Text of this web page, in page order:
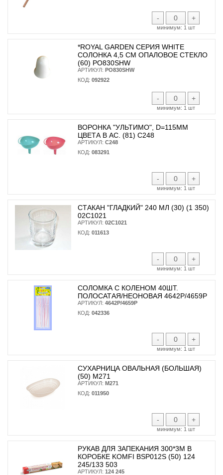
- +
минимум: 1 шт
*ROYAL GARDEN СЕРИЯ WHITE
СОЛОНКА 4,5 СМ ОПАЛОВОЕ СТЕКЛО
(60) PO830SHW
АРТИКУЛ: PO830SHW
КОД: 092922
- +
минимум: 1 шт
ВОРОНКА "УЛЬТИМО", D=115ММ
ЦВЕТА В АС. (81) С248
АРТИКУЛ: С248
КОД: 083291
- +
минимум: 1 шт
СТАКАН "ГЛАДКИЙ" 240 МЛ (30) (1 350)
02С1021
АРТИКУЛ: 02С1021
КОД: 011613
- +
минимум: 1 шт
СОЛОМКА С КОЛЕНОМ 40ШТ.
ПОЛОСАТАЯ/НЕОНОВАЯ 4642Р/4659Р
АРТИКУЛ: 4642Р/4659Р
КОД: 042336
- +
минимум: 1 шт
СУХАРНИЦА ОВАЛЬНАЯ (БОЛЬШАЯ)
(50) М271
АРТИКУЛ: М271
КОД: 011950
- +
минимум: 1 шт
РУКАВ ДЛЯ ЗАПЕКАНИЯ 300*3М В
КОРОБКЕ KOMFI BSP012S (50) 124
245/133 503
АРТИКУЛ: 124 245